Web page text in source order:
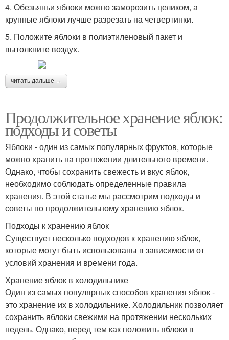
4. Обезьяньи яблоки можно заморозить целиком, а
крупные яблоки лучше разрезать на четвертинки.
5. Положите яблоки в полиэтиленовый пакет и
вытолкните воздух.
читать дальше →
Продолжительное хранение яблок:
подходы и советы
Яблоки - один из самых популярных фруктов, которые
можно хранить на протяжении длительного времени.
Однако, чтобы сохранить свежесть и вкус яблок,
необходимо соблюдать определенные правила
хранения. В этой статье мы рассмотрим подходы и
советы по продолжительному хранению яблок.
Подходы к хранению яблок
Существует несколько подходов к хранению яблок,
которые могут быть использованы в зависимости от
условий хранения и времени года.
Хранение яблок в холодильнике
Один из самых популярных способов хранения яблок -
это хранение их в холодильнике. Холодильник позволяет
сохранить яблоки свежими на протяжении нескольких
недель. Однако, перед тем как положить яблоки в